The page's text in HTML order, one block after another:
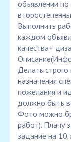
объявлении
Выполнить
каждом
качества+
Делать
назначения
пожелания и
должно быть
Фото можно
работ). Плачу
задание на 10